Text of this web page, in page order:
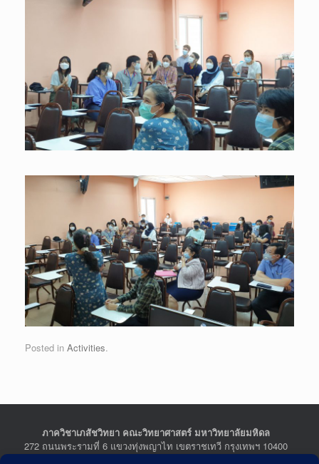
Posted in Activities.
ภาควิชาเภสัชวิทยา คณะวิทยาศาสตร์ มหาวิทยาลัยมหิดล
272 ถนนพระรามที่ 6 แขวงทุ่งพญาไท เขตราชเทวี กรุงเทพฯ 10400